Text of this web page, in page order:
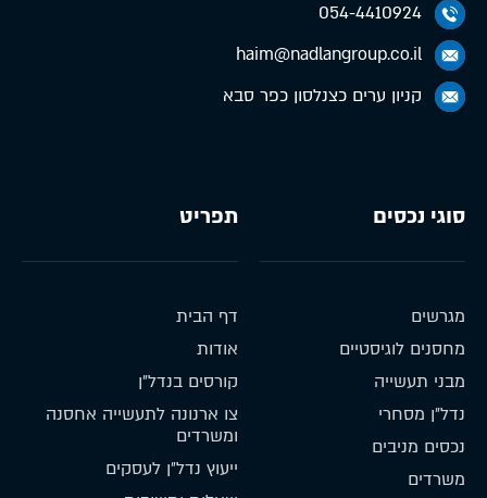
תפריט
דף הבית
אודות
קורסים בנדל״ן
צו ארנונה לתעשייה אחסנה
ומשרדים
ייעוץ נדל״ן לעסקים
סוגי נכסים
מגרשים
מחסנים לוגיסטיים
מבני תעשייה
נדל״ן מסחרי
נכסים מניבים
משרדים
054-4410924
haim@nadlangroup.co.il
קניון ערים כצנלסון כפר סבא